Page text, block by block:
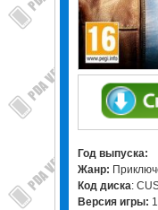
Год выпуска:
Жанр:
Код диска:
Версия игры: